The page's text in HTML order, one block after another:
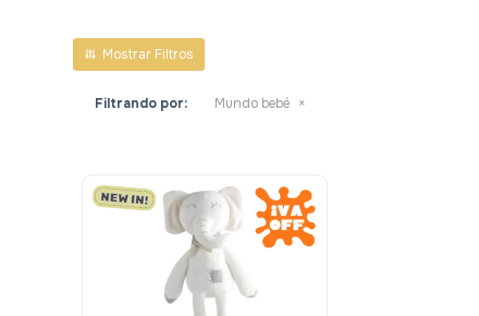
Filtrando por: Mundo bebé